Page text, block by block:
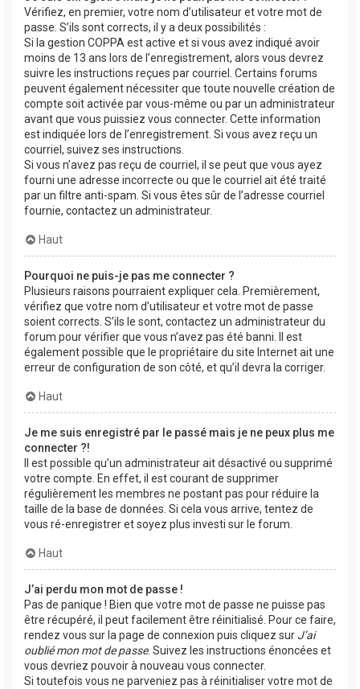
Vérifiez, en premier, votre nom d’utilisateur et votre mot de
passe. S’ils sont corrects, il y a deux possibilités :
Si la gestion COPPA est active et si vous avez indiqué avoir
moins de 13 ans lors de l’enregistrement, alors vous devrez
suivre les instructions reçues par courriel. Certains forums
peuvent également nécessiter que toute nouvelle création de
compte soit activée par vous-même ou par un administrateur
avant que vous puissiez vous connecter. Cette information
est indiquée lors de l’enregistrement. Si vous avez reçu un
courriel, suivez ses instructions.
Si vous n’avez pas reçu de courriel, il se peut que vous ayez
fourni une adresse incorrecte ou que le courriel ait été traité
par un filtre anti-spam. Si vous êtes sûr de l’adresse courriel
fournie, contactez un administrateur.
Haut
Pourquoi ne puis-je pas me connecter ?
Plusieurs raisons pourraient expliquer cela. Premièrement,
vérifiez que votre nom d’utilisateur et votre mot de passe
soient corrects. S’ils le sont, contactez un administrateur du
forum pour vérifier que vous n’avez pas été banni. Il est
également possible que le propriétaire du site Internet ait une
erreur de configuration de son côté, et qu’il devra la corriger.
Haut
Je me suis enregistré par le passé mais je ne peux plus me
connecter ?!
Il est possible qu’un administrateur ait désactivé ou supprimé
votre compte. En effet, il est courant de supprimer
régulièrement les membres ne postant pas pour réduire la
taille de la base de données. Si cela vous arrive, tentez de
vous ré-enregistrer et soyez plus investi sur le forum.
Haut
J’ai perdu mon mot de passe !
Pas de panique ! Bien que votre mot de passe ne puisse pas
être récupéré, il peut facilement être réinitialisé. Pour ce faire,
rendez vous sur la page de connexion puis cliquez sur J’ai
oublié mon mot de passe. Suivez les instructions énoncées et
vous devriez pouvoir à nouveau vous connecter.
Si toutefois vous ne parveniez pas à réinitialiser votre mot de